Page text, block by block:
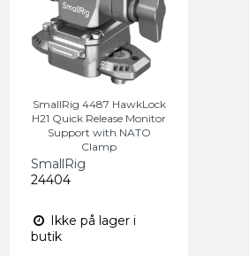
SmallRig 4487 HawkLock
H21 Quick Release Monitor
Support with NATO
Clamp
SmallRig
24404
Ikke på lager i
butik